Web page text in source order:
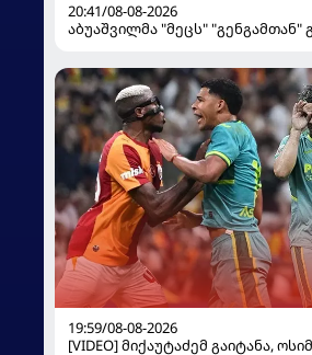
20:41/08-08-2026
აბუაშვილმა "მეცს" "გენგამთან"
19:59/08-08-2026
[VIDEO] მიქაუტაძემ გაიტანა,